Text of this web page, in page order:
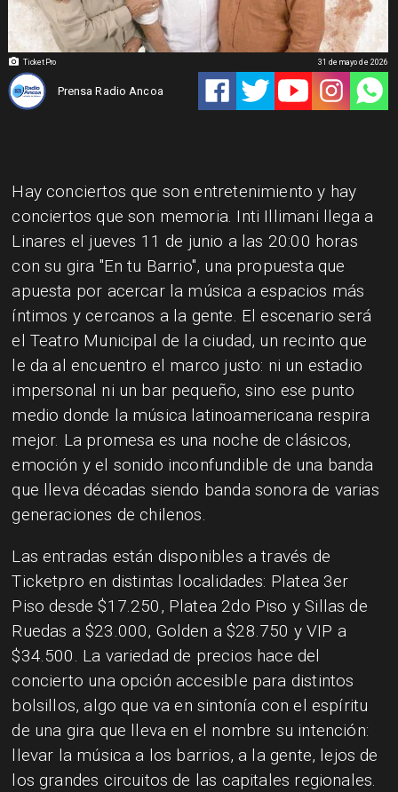
TicketPro
Prensa Radio Ancoa
31 de mayo de 2026
Hay conciertos que son entretenimiento y hay
conciertos que son memoria. Inti Illimani llega a
Linares el jueves 11 de junio a las 20:00 horas
con su gira "En tu Barrio", una propuesta que
apuesta por acercar la música a espacios más
íntimos y cercanos a la gente. El escenario será
el Teatro Municipal de la ciudad, un recinto que
le da al encuentro el marco justo: ni un estadio
impersonal ni un bar pequeño, sino ese punto
medio donde la música latinoamericana respira
mejor. La promesa es una noche de clásicos,
emoción y el sonido inconfundible de una banda
que lleva décadas siendo banda sonora de varias
generaciones de chilenos.
Las entradas están disponibles a través de
Ticketpro en distintas localidades: Platea 3er
Piso desde $17.250, Platea 2do Piso y Sillas de
Ruedas a $23.000, Golden a $28.750 y VIP a
$34.500. La variedad de precios hace del
concierto una opción accesible para distintos
bolsillos, algo que va en sintonía con el espíritu
de una gira que lleva en el nombre su intención:
llevar la música a los barrios, a la gente, lejos de
los grandes circuitos de las capitales regionales.